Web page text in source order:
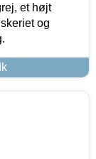
et højt
og